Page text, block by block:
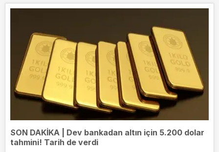
SON DAKİKA | Dev bankadan altın için 5.200 dolar
tahmini! Tarih de verdi